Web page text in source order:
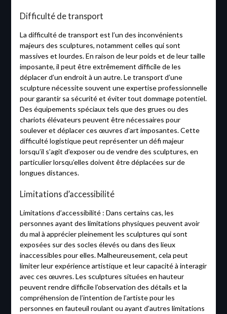
Difficulté de transport
La difficulté de transport est l’un des inconvénients
majeurs des sculptures, notamment celles qui sont
massives et lourdes. En raison de leur poids et de leur taille
imposante, il peut être extrêmement difficile de les
déplacer d’un endroit à un autre. Le transport d’une
sculpture nécessite souvent une expertise professionnelle
pour garantir sa sécurité et éviter tout dommage potentiel.
Des équipements spéciaux tels que des grues ou des
chariots élévateurs peuvent être nécessaires pour
soulever et déplacer ces œuvres d’art imposantes. Cette
difficulté logistique peut représenter un défi majeur
lorsqu’il s’agit d’exposer ou de vendre des sculptures, en
particulier lorsqu’elles doivent être déplacées sur de
longues distances.
Limitations d’accessibilité
Limitations d’accessibilité : Dans certains cas, les
personnes ayant des limitations physiques peuvent avoir
du mal à apprécier pleinement les sculptures qui sont
exposées sur des socles élevés ou dans des lieux
inaccessibles pour elles. Malheureusement, cela peut
limiter leur expérience artistique et leur capacité à interagir
avec ces œuvres. Les sculptures situées en hauteur
peuvent rendre difficile l’observation des détails et la
compréhension de l’intention de l’artiste pour les
personnes en fauteuil roulant ou ayant d’autres limitations